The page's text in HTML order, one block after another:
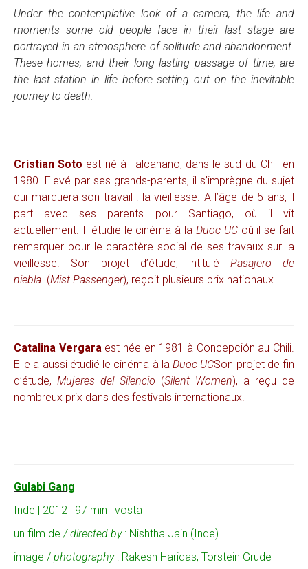
Under the contemplative look of a camera, the life and
moments some old people face in their last stage are
portrayed in an atmosphere of solitude and abandonment.
These homes, and their long lasting passage of time, are
the last station in life before setting out on the inevitable
journey to death.
Cristian Soto est né à Talcahano, dans le sud du Chili en
1980. Elevé par ses grands-parents, il s’imprègne du sujet
qui marquera son travail : la vieillesse. A l’âge de 5 ans, il
part avec ses parents pour Santiago, où il vit
actuellement. Il étudie le cinéma à la Duoc UCoù il se fait
remarquer pour le caractère social de ses travaux sur la
vieillesse. Son projet d’étude, intitulé Pasajero de
niebla (Mist Passenger), reçoit plusieurs prix nationaux.
Catalina Vergaraest née en 1981 à Concepción au Chili.
Elle a aussi étudié le cinéma à la Duoc UCSon projet de fin
d’étude, Mujeres del Silencio (Silent Women), a reçu de
nombreux prix dans des festivals internationaux.
Gulabi Gang
Inde | 2012 | 97 min | vosta
un film de / directed by: Nishtha Jain (Inde)
image / photography: Rakesh Haridas, Torstein Grude